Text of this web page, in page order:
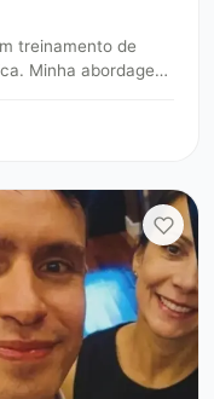
treinamento de
Minha abordagem